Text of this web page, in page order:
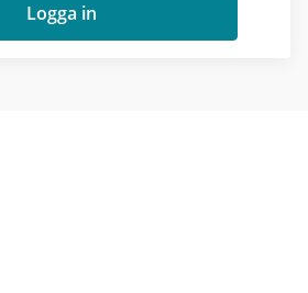
Logga in